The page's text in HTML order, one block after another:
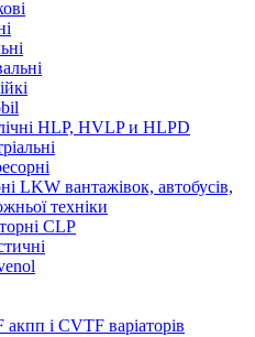
HLP, HVLP и HLPD
LKW вантажівок, автобусів,
техніки
CLP
і CVTF варіаторів